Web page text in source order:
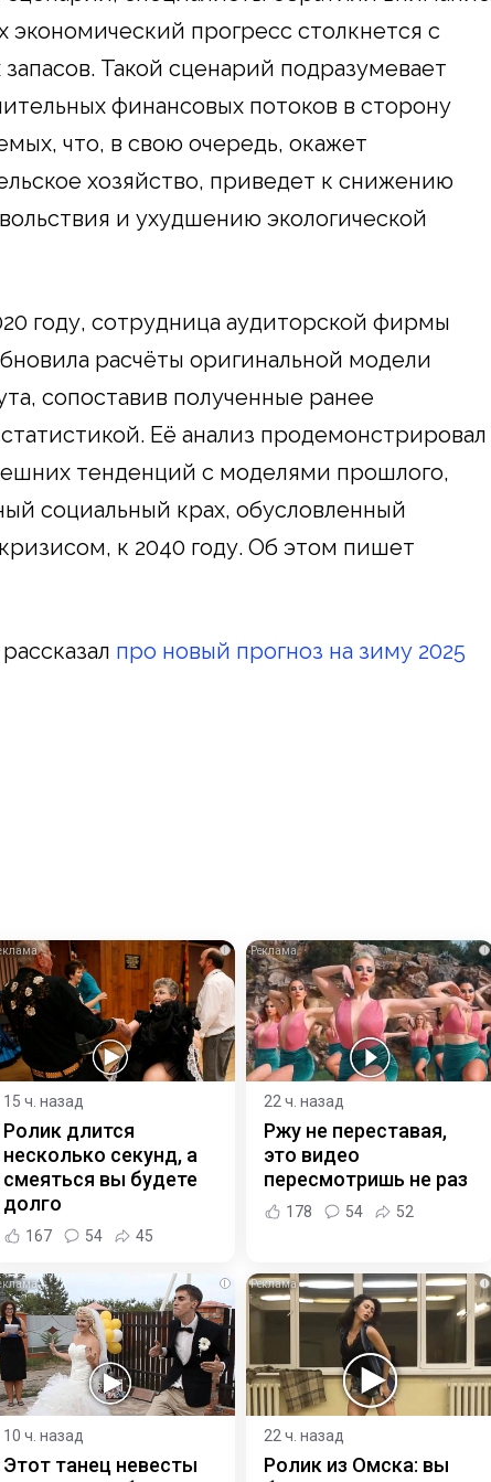
экономический прогресс столкнется с
Такой сценарий подразумевает
финансовых потоков в сторону
что, в свою очередь, окажет
хозяйство, приведет к снижению
и ухудшению экологической
году, сотрудница аудиторской фирмы
расчёты оригинальной модели
сопоставив полученные ранее
Её анализ продемонстрировал
тенденций с моделями прошлого,
социальный крах, обусловленный
к 2040 году. Об этом пишет
про новый прогноз на зиму 2025
i
15 ч. назад
Ролик длится
несколько секунд, а
смеяться вы будете
долго
167 54 45
i
22 ч. назад
Ржу не переставая,
это видео
пересмотришь не раз
178 54 52
i
10 ч. назад
Этот танец невесты
i
22 ч. назад
Ролик из Омска: вы